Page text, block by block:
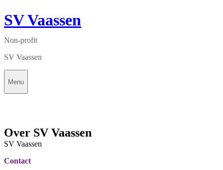
SV Vaassen
Non-profit
SV Vaassen
Menu
Over SV Vaassen
SV Vaassen
Contact